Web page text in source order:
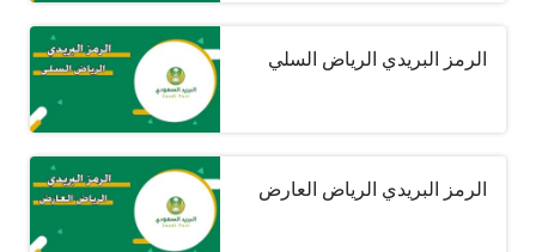
الرمز البريدي الرياض السلي
الرمز البريدي الرياض العارض